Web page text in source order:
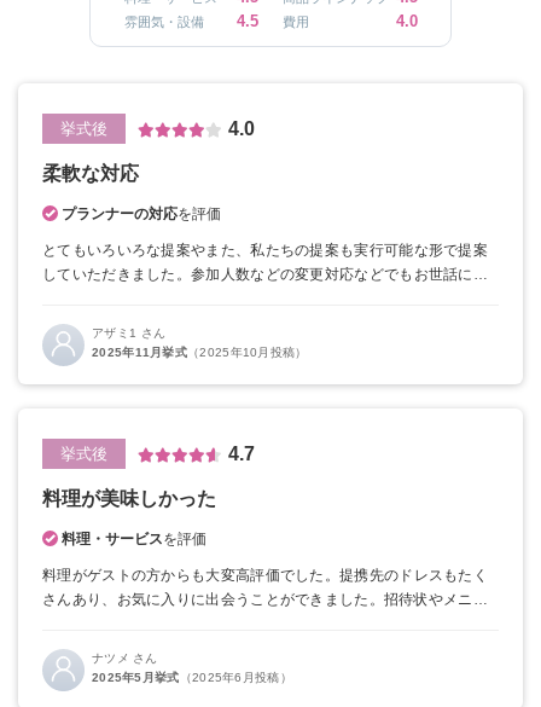
雰囲気・設備 4.5 費用 4.0
挙式後 4.0
柔軟な対応
プランナーの対応を評価
とてもいろいろな提案やまた、私たちの提案も実行可能な形で提案
していただきました。 参加人数などの変更対応などでもお世話にな
提案していただき流石だなって思いました。
アザミ1 さん
2025年11月挙式 （2025年10月投稿）
挙式後 4.7
料理が美味しかった
料理・サービスを評価
料理がゲストの方からも大変高評価でした。 提携先のドレスもたく
さんあり、お気に入りに出会うことができました。 招待状やメニュ
た。提携先のお花は少し割高に感じました。
申し込み、プロジェクター使用料やブーケサービスがありました
が、公式HPで最低価格保証と出ていたのであとからどちらが良かっ
ナツメ さん
2025年5月挙式 （2025年6月投稿）